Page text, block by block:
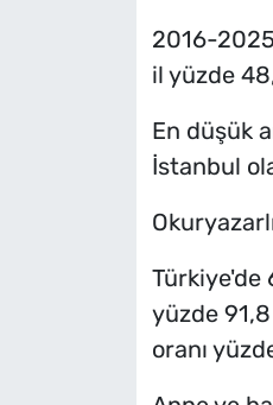
2016-
il yüzde
En düşük
İstanbul
Türkiye'de
yüzde
oranı